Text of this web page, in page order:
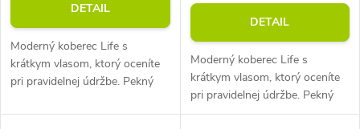
DETAIL
Moderný koberec Life s
krátkym vlasom, ktorý oceníte
pri pravidelnej údržbe. Pekný
jeho perfektnými vlastnosťami
DETAIL
Moderný koberec Life s
krátkym vlasom, ktorý oceníte
pri pravidelnej údržbe. Pekný
vzor koberca v kombinácii s